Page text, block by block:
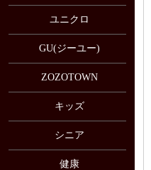
ユニクロ
GU(ジーユー)
ZOZOTOWN
キッズ
シニア
健康